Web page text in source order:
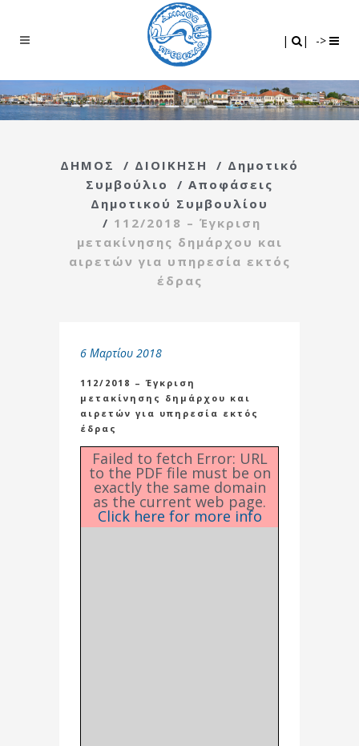
| | ->
ΔΗΜΟΣ / ΔΙΟΙΚΗΣΗ / Δημοτικό
Συμβούλιο
/ Αποφάσεις
Δημοτικού Συμβουλίου
/ 112/2018 – Έγκριση
μετακίνησης δημάρχου και
αιρετών για υπηρεσία εκτός
έδρας
6 Μαρτίου 2018
112/2018 – Έγκριση
μετακίνησης δημάρχου και
αιρετών για υπηρεσία εκτός
έδρας
Failed to fetch Error: URL
to the PDF file must be on
exactly the same domain
as the current web page.
Click here for more info